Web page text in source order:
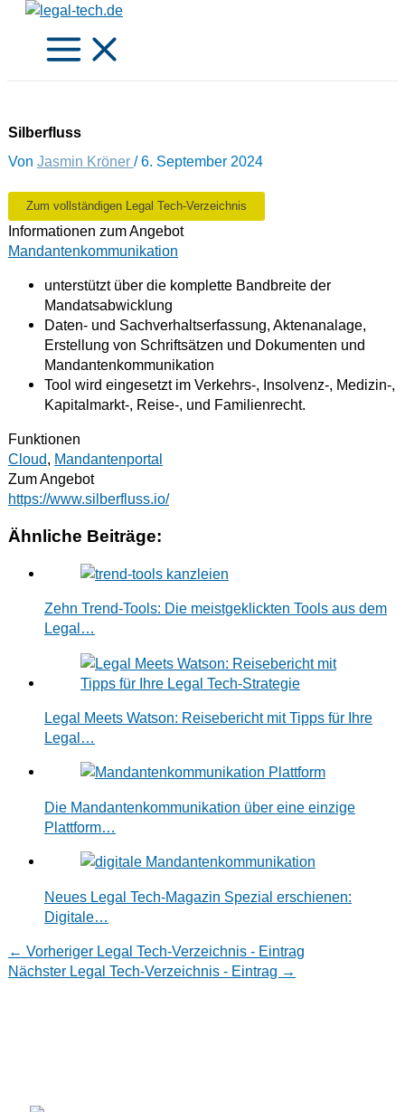
Zum
springen
Silberfluss
Von Jasmin Kröner /6. September 2024
Zum vollständigen Legal Tech-Verzeichnis
Informationen zum Angebot
Mandantenkommunikation
unterstützt über die komplette Bandbreite der
Mandatsabwicklung
Daten- und Sachverhaltserfassung, Aktenanalage,
Erstellung von Schriftsätzen und Dokumenten und
Mandantenkommunikation
Tool wird eingesetzt im Verkehrs-, Insolvenz-, Medizin-,
Kapitalmarkt-, Reise-, und Familienrecht.
Funktionen
Cloud, Mandantenportal
Zum Angebot
https://www.silberfluss.io/
Ähnliche Beiträge:
Zehn Trend-Tools: Die meistgeklickten Tools aus dem
Legal…
Legal Meets Watson: Reisebericht mit Tipps für Ihre
Legal…
Die Mandantenkommunikation über eine einzige
Plattform…
Neues Legal Tech-Magazin Spezial erschienen:
Digitale…
← Vorheriger Legal Tech-Verzeichnis - Eintrag
Nächster Legal Tech-Verzeichnis - Eintrag →